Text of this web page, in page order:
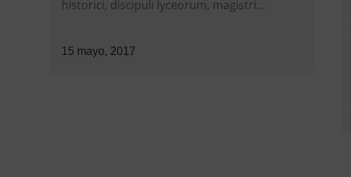
historici, discipuli lyceorum, magistri...
15 mayo, 2017